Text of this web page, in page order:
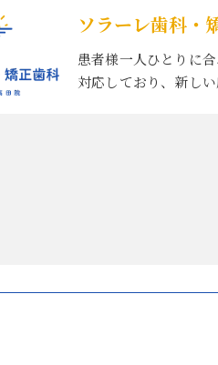
ソラーレ歯科・
患者様一人ひとりに
対応しており、新し